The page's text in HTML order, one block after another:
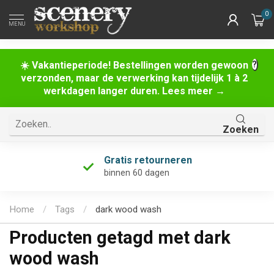
☀️ Vakantieperiode! Bestellingen worden gewoon
verzonden, maar de verwerking kan tijdelijk 1 à 2
werkdagen langer duren. Lees meer →
MENU
0
Zoeken
Gratis retourneren
binnen 60 dagen
Home / Tags / dark wood wash
Producten getagd met dark
wood wash